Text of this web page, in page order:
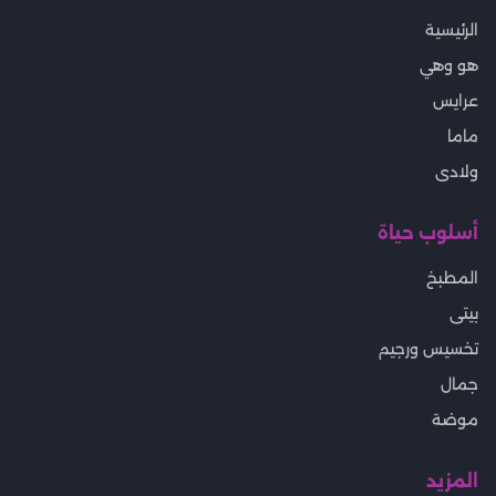
الرئيسية
هو وهي
عرايس
ماما
ولادى
أسلوب حياة
المطبخ
بيتى
تخسيس ورجيم
جمال
موضة
المزيد